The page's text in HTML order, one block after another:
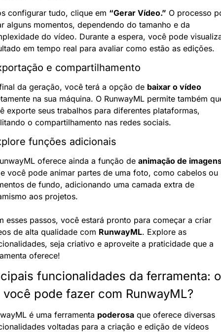
configurar tudo, clique em “Gerar Vídeo.” O processo
alguns momentos, dependendo do tamanho e da
do vídeo. Durante a espera, você pode
em tempo real para avaliar como estão as edições.
e compartilhamento
da geração, você terá a opção de baixar o vídeo
na sua máquina. O RunwayML permite também
exporte seus trabalhos para diferentes plataformas,
o compartilhamento nas redes sociais.
funções adicionais
oferece ainda a função de animação de
você pode animar partes de uma foto, como cabelos ou
de fundo, adicionando uma camada extra de
aos projetos.
esses passos, você estará pronto para começar a criar
de alta qualidade com RunwayML. Explore as
seja criativo e aproveite a praticidade que a
oferece!
funcionalidades da ferramenta: o
você pode fazer com RunwayML?
é uma ferramenta poderosa que oferece diversas
voltadas para a criação e edição de vídeos